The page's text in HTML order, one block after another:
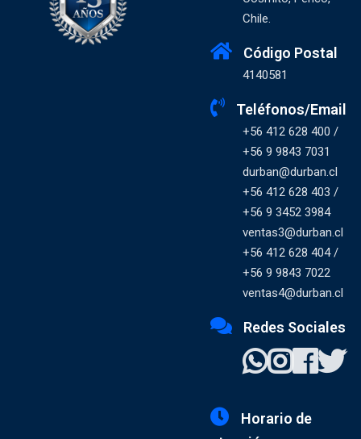
Chile.
Código Postal
4140581
Teléfonos/Email
+56 412 628 400 /
+56 9 9843 7031
durban@durban.cl
+56 412 628 403 /
+56 9 3452 3984
ventas3@durban.cl
+56 412 628 404 /
+56 9 9843 7022
ventas4@durban.cl
Redes Sociales
Horario de